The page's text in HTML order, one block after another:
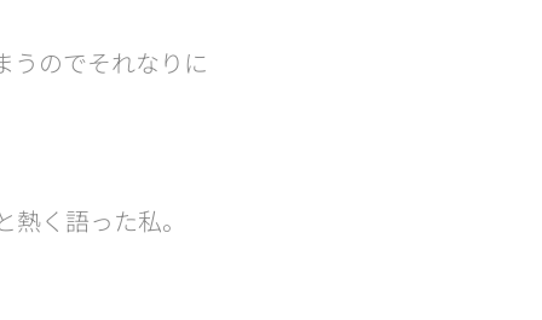
うのでそれなりに
く語った私。